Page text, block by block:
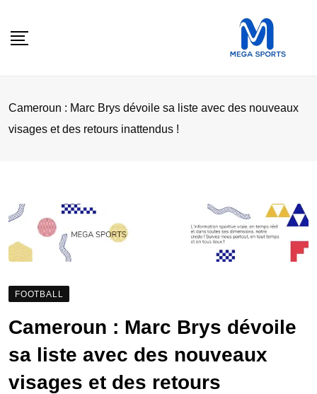
Cameroun : Marc Brys dévoile sa liste avec des nouveaux
visages et des retours inattendus !
FOOTBALL
Cameroun : Marc Brys dévoile
sa liste avec des nouveaux
visages et des retours